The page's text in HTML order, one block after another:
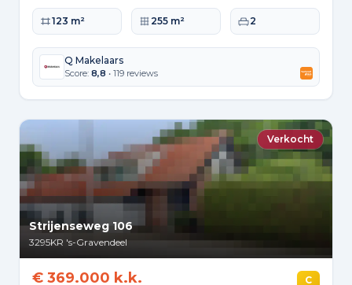
Woonoppervlakte
123 m² Perceeloppervlakte
255 m² Slaapkamers
2
Q Makelaars
Score: 8,8 • 119 reviews
Verkocht
Strijenseweg 106
3295KR 's-Gravendeel
€ 369.000 k.k. C